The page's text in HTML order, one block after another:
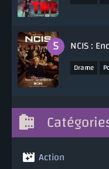
NCIS :
Drame
Action